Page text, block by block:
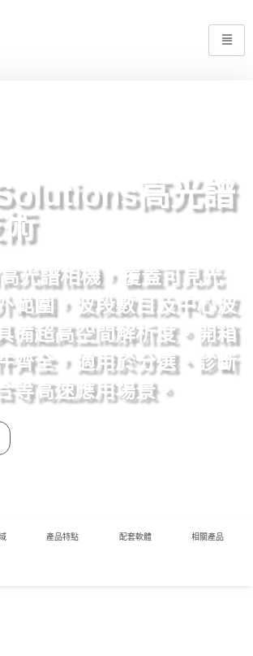
高光譜
光譜相機，覆蓋可見光
範圍，波段數目及中心波
備超高空間解析度。開箱
齊全，適用於分選、診斷
等高速應用場景。
產品特點 配套軟體 相關產品